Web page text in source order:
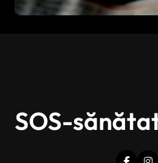
în lupta împotriva
SOS-